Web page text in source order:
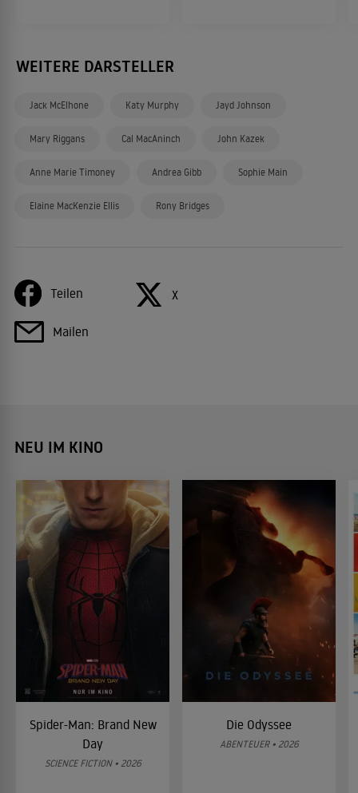
WEITERE DARSTELLER
Jack McElhone Katy Murphy Jayd Johnson
Mary Riggans Cal MacAninch John Kazek
Anne Marie Timoney Andrea Gibb Sophie Main
Elaine MacKenzie Ellis Rony Bridges
Teilen X
Mailen
NEU IM KINO
Spider-Man: Brand New
Day
SCIENCE FICTION • 2026
Die Odyssee
ABENTEUER • 2026